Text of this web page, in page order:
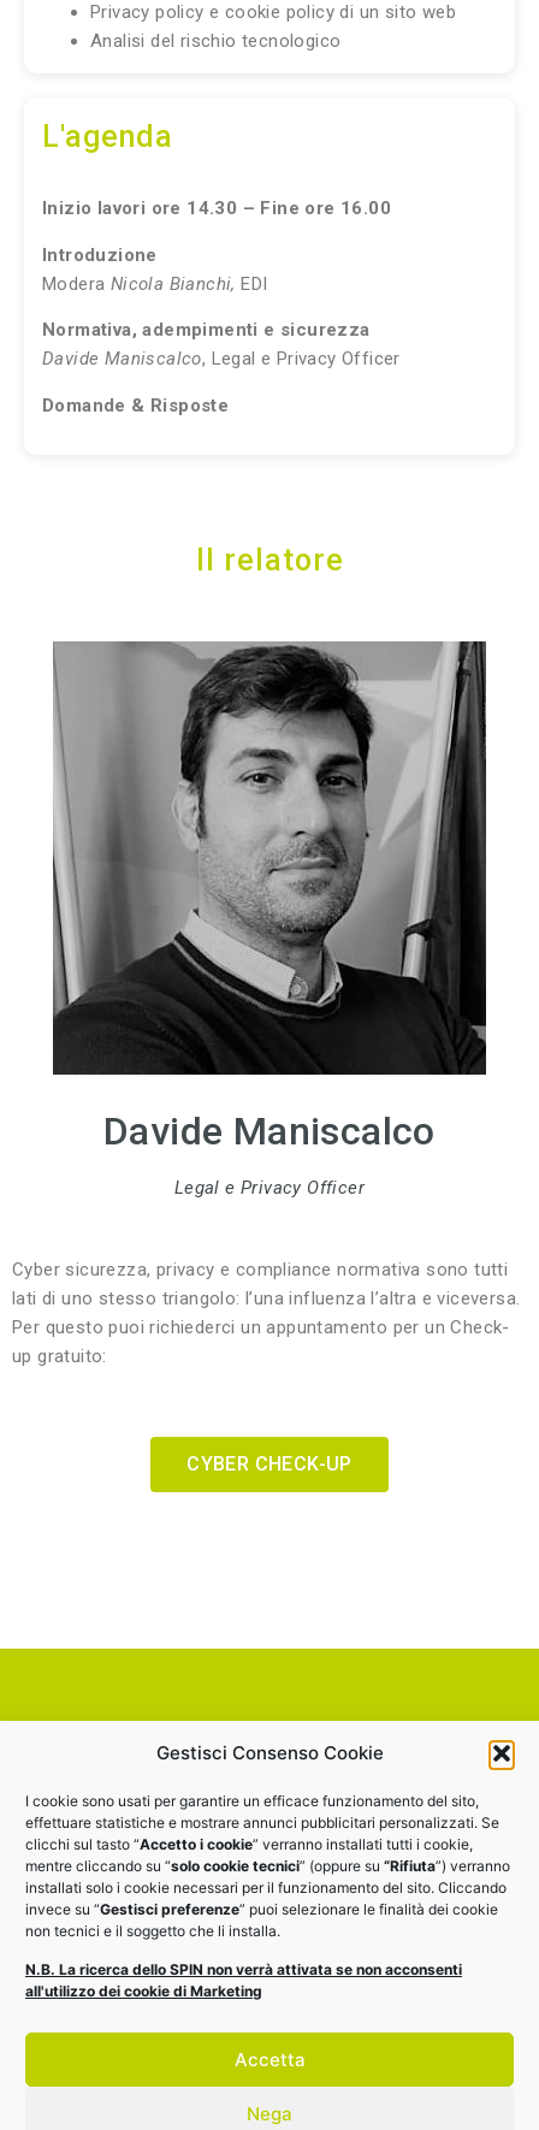
Gestisci Consenso Cookie
I cookie sono usati per garantire un efficace funzionamento del sito,
effettuare statistiche e mostrare annunci pubblicitari personalizzati. Se
clicchi sul tasto “Accetto i cookie” verranno installati tutti i cookie,
mentre cliccando su “solo cookie tecnici” (oppure su “Rifiuta”) verranno
installati solo i cookie necessari per il funzionamento del sito. Cliccando
invece su “Gestisci preferenze” puoi selezionare le finalità dei cookie
non tecnici e il soggetto che li installa.
N.B. La ricerca dello SPIN non verrà attivata se non acconsenti
all'utilizzo dei cookie di Marketing
Accetta
Nega
Privacy policy e cookie policy di un sito web
Analisi del rischio tecnologico
L'agenda
Inizio lavori ore 14.30 – Fine ore 16.00
Introduzione
Modera Nicola Bianchi, EDI
Normativa, adempimenti e sicurezza
Davide Maniscalco, Legal e Privacy Officer
Domande & Risposte
Il relatore
Davide Maniscalco
Legal e Privacy Officer
Cyber sicurezza, privacy e compliance normativa sono tutti
lati di uno stesso triangolo: l’una influenza l’altra e viceversa.
Per questo puoi richiederci un appuntamento per un Check-
up gratuito:
CYBER CHECK-UP
Vuoi partecipare agli altri
guardare on-demand i webinar
già fatti?
Vai al calendario